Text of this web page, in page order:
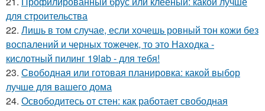
для строительства
22. Лишь в том случае, если хочешь ровный тон кожи без
воспалений и черных тожечек, то это Находка -
кислотный пилинг 19lab - для тебя!
23. Свободная или готовая планировка: какой выбор
лучше для вашего дома
24. Освободитесь от стен: как работает свободная